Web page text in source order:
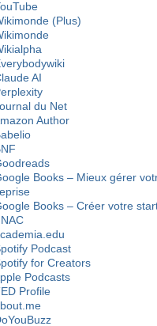
(Plus)
AI
du Net
Author
Books – Mieux gérer
Books – Créer votre
Podcast
for Creators
Podcasts
Profile